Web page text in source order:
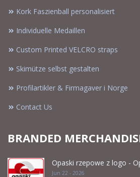
Kork Faszienball personalisiert
Individuelle Medaillen
Custom Printed VELCRO straps
Skimütze selbst gestalten
Profilartikler & Firmagaver i Norge
Contact Us
BRANDED
Opaski rzepowe z logo -
Jun 22 - 2026